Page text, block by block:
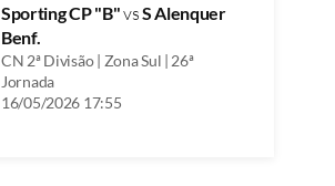
Sporting CP "B"vsS Alenquer
Benf.
CN 2ª Divisão | Zona Sul | 26ª
Jornada
16/05/2026 17:55